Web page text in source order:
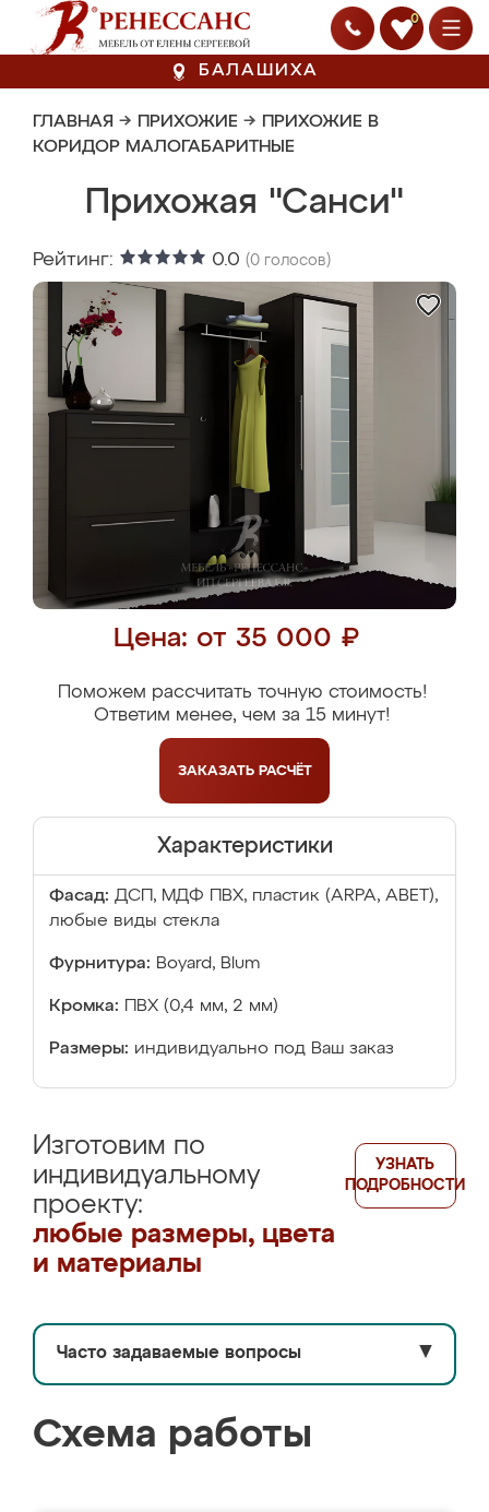
0
БАЛАШИХА
ГЛАВНАЯ → ПРИХОЖИЕ → ПРИХОЖИЕ В
КОРИДОР МАЛОГАБАРИТНЫЕ
Прихожая "Санси"
Рейтинг: 0.0 (0 голосов)
Цена: от 35 000 ₽
Поможем рассчитать точную стоимость!
Ответим менее, чем за 15 минут!
ЗАКАЗАТЬ РАСЧЁТ
Характеристики
Фасад: ДСП, МДФ ПВХ, пластик (ARPA, ABET),
любые виды стекла
Фурнитура: Boyard, Blum
Кромка: ПВХ (0,4 мм, 2 мм)
Размеры: индивидуально под Ваш заказ
Изготовим по
индивидуальному
проекту:
любые размеры, цвета
и материалы
УЗНАТЬ
ПОДРОБНОСТИ
Часто задаваемые вопросы ▼
Схема работы